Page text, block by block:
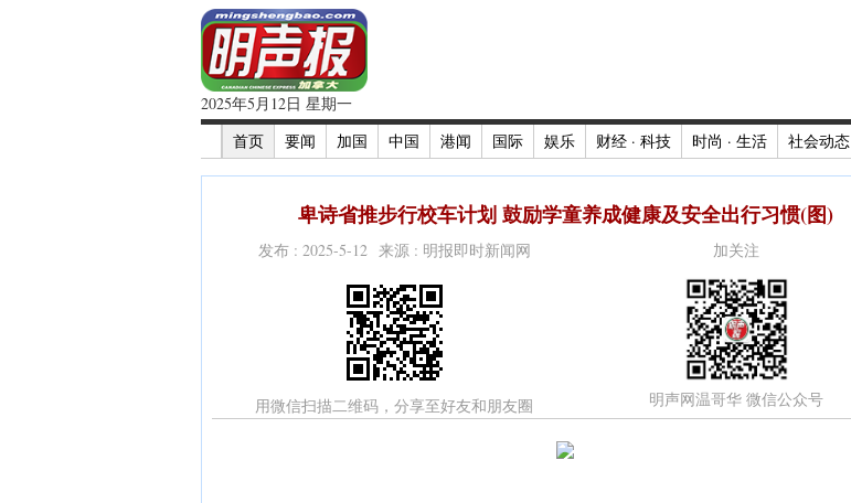
2025年5月12日 星期一
首页
要闻 加国 中国 港闻 国际 娱乐 财经 · 科技 时尚 · 生活 社会动态
卑诗省推步行校车计划 鼓励学童养成健康及安全出行习惯(图)
发布 : 2025-5-12 来源 : 明报即时新闻网
用微信扫描二维码，分享至好友和朋友圈
加关注
明声网温哥华 微信公众号